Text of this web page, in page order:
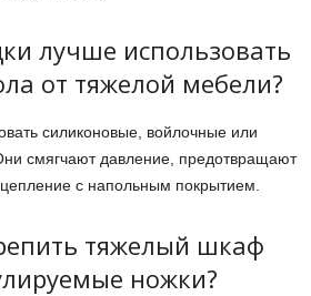
лучше использовать
от тяжелой мебели?
силиконовые, войлочные или
смягчают давление, предотвращают
с напольным покрытием.
тяжелый шкаф
ножки?